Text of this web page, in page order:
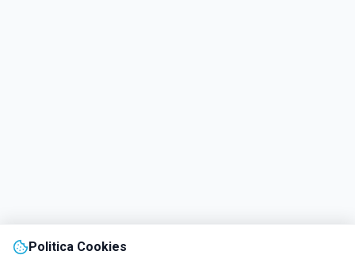
Politica Cookies